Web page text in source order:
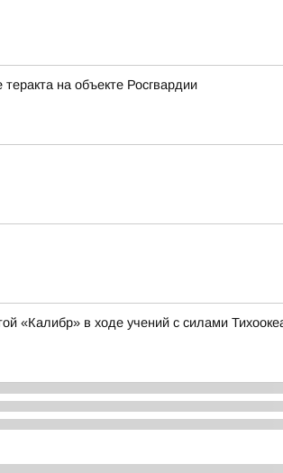
на объекте Росгвардии
«Калибр» в ходе учений с силами